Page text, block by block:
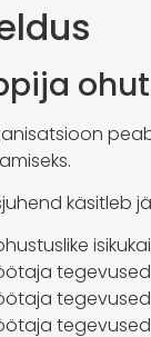
käsitleb